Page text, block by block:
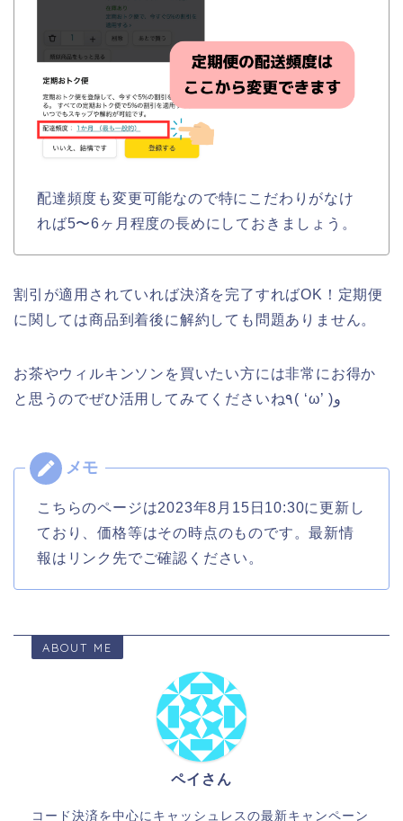
配達頻度も変更可能なので特にこだわりがなけ
れば5〜6ヶ月程度の長めにしておきましょう。
割引が適用されていれば決済を完了すればOK！定期便
に関しては商品到着後に解約しても問題ありません。
お茶やウィルキンソンを買いたい方には非常にお得か
と思うのでぜひ活用してみてくださいね٩( ‘ω’ )و
こちらのページは2023年8月15日10:30に更新し
ており、価格等はその時点のものです。最新情
報はリンク先でご確認ください。
ABOUT ME
ペイさん
コード決済を中心にキャッシュレスの最新キャンペーン